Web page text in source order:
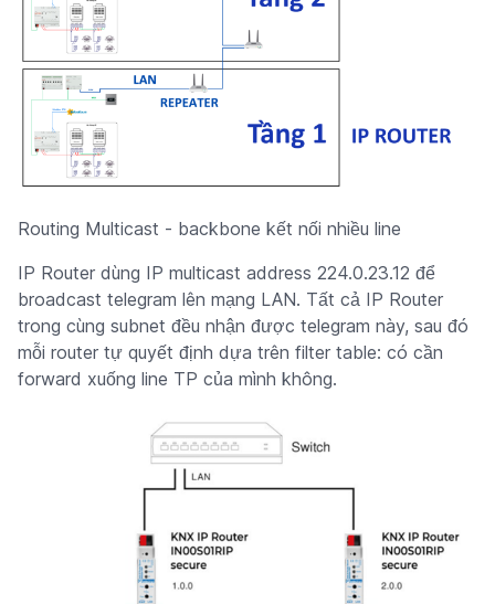
Routing Multicast - backbone kết nối nhiều line
IP Router dùng IP multicast address 224.0.23.12 để
broadcast telegram lên mạng LAN. Tất cả IP Router
trong cùng subnet đều nhận được telegram này, sau đó
mỗi router tự quyết định dựa trên filter table: có cần
forward xuống line TP của mình không.